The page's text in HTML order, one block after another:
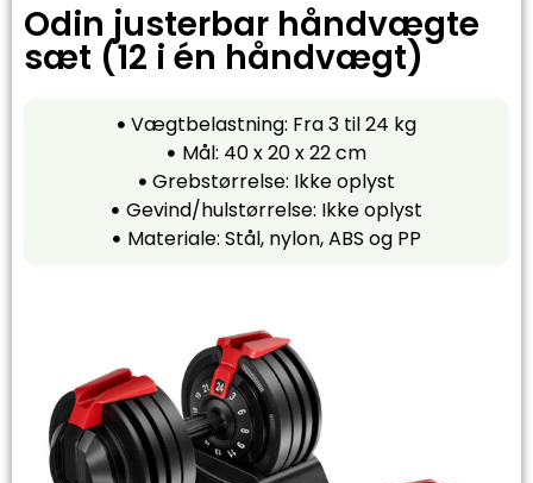
Odin justerbar håndvægte
sæt (12 i én håndvægt)
Vægtbelastning: Fra 3 til 24 kg
Mål: 40 x 20 x 22 cm
Grebstørrelse: Ikke oplyst
Gevind/hulstørrelse: Ikke oplyst
Materiale: Stål, nylon, ABS og PP